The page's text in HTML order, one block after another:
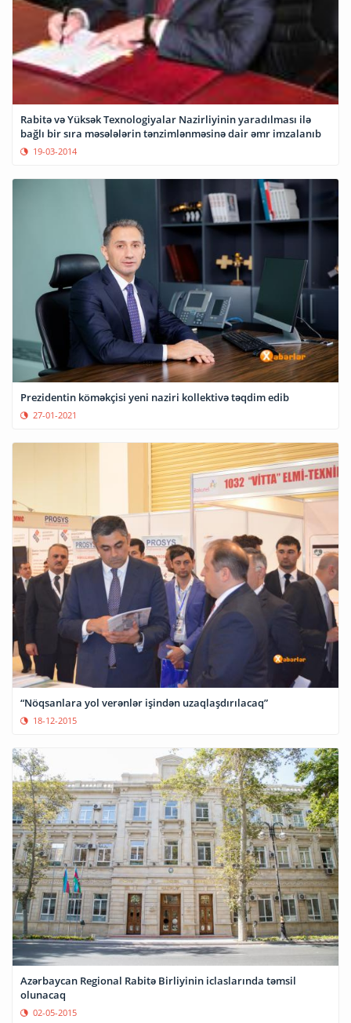
Rabitə və Yüksək Texnologiyalar Nazirliyinin yaradılması ilə
bağlı bir sıra məsələlərin tənzimlənməsinə dair əmr imzalanıb
19-03-2014
Prezidentin köməkçisi yeni naziri kollektivə təqdim edib
27-01-2021
“Nöqsanlara yol verənlər işindən uzaqlaşdırılacaq”
18-12-2015
Azərbaycan Regional Rabitə Birliyinin iclaslarında təmsil
olunacaq
02-05-2015